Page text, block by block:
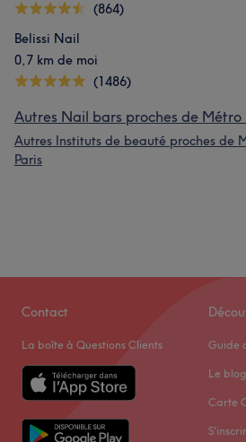
(864)
Belissi Nail
0,7 km de moi
(1486)
Autres Nail bars proches de Métro
Autres Instituts de beauté proches de
Paris
Contact
La boîte à Questions Clients Guide
Le
Carte